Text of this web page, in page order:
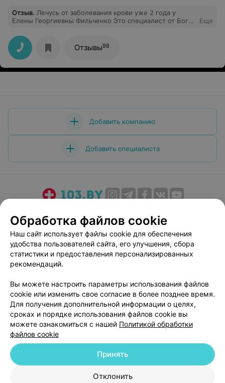
Отзыв. Лечусь от заболевания крови уже 2 года у
Елены Георгиевны Фильченко Это специалист от Бога,
выставила диагноз, назначила правильный протокол,
очень внимательна к пациентам, бескорыстна.
Спасибо от души, здоровья и блага!
Еще
Отзывы98
Добавить компанию
Добавить специалиста
Медицинский маркетинг
Публичный договор
Пользовательское соглашение
Способы оплаты
Вакансии
Партнеры
Написать руководителю 103.by
Персональные настройки cookie
Обработка персональных данных
© 2026 ООО «Артокс Лаб», УНП 191700409| 220012, Республика Беларусь,
Обработка файлов cookie
Наш сайт использует файлы cookie для обеспечения
удобства пользователей сайта, его улучшения, сбора
статистики и предоставления персонализированных
рекомендаций.
Вы можете настроить параметры использования файлов
cookie или изменить свое согласие в более позднее время.
Для получения дополнительной информации о целях,
сроках и порядке использования файлов cookie вы
можете ознакомиться с нашей Политикой обработки
файлов cookie
Отклонить
Принять